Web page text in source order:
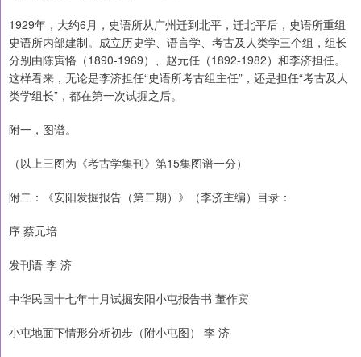
1929年，大约6月，史语所从广州迁到北平，迁北平后，史语所重组
史语所内部建制。成立历史学、语言学、考古及人类学三个组，组长
分别由陈寅恪（1890-1969）、赵元任（1892-1982）和李济担任。
这样看来，无论是李济担任“史语所考古组主任”，还是担任“考古及人
类学组长”，都在第一次试掘之后。
附一，图谱。
（以上三图为《考古学集刊》第15集图谱一分）
附二：《安阳发掘报告（第二期）》（李济主编）目录：
序 蔡元培
发刊语 李 济
中华民国十七年十月试掘安阳小屯报告书 董作宾
小屯地面下情形分析初步（附小屯图） 李 济